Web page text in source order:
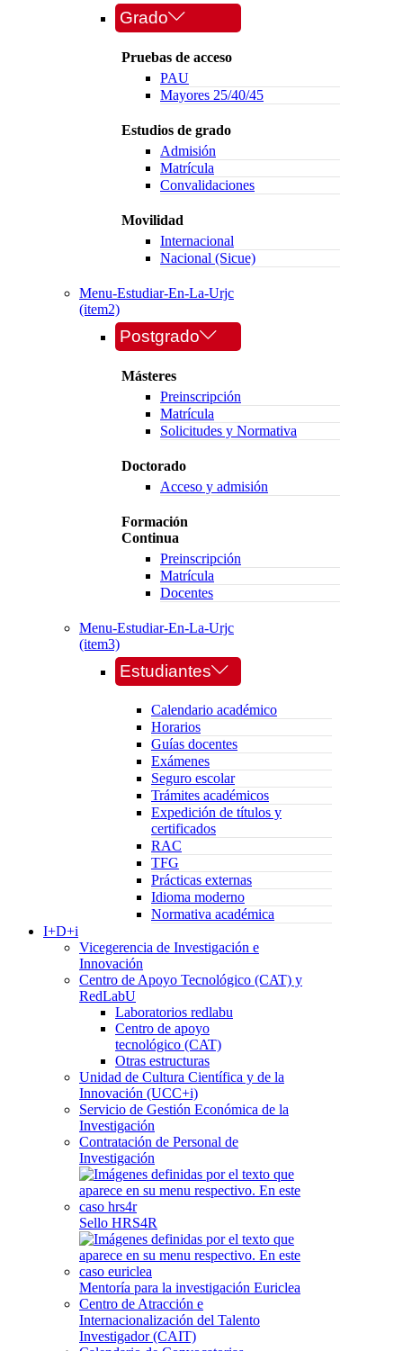
Grado
Pruebas de acceso
PAU
Mayores 25/40/45
Estudios de grado
Admisión
Matrícula
Convalidaciones
Movilidad
Internacional
Nacional (Sicue)
Menu-Estudiar-En-La-Urjc
(item2)
Postgrado
Másteres
Preinscripción
Matrícula
Solicitudes y Normativa
Doctorado
Acceso y admisión
Formación
Continua
Preinscripción
Matrícula
Docentes
Menu-Estudiar-En-La-Urjc
(item3)
Estudiantes
Calendario académico
Horarios
Guías docentes
Exámenes
Seguro escolar
Trámites académicos
Expedición de títulos y
certificados
RAC
TFG
Prácticas externas
Idioma moderno
Normativa académica
I+D+i
Vicegerencia de Investigación e
Innovación
Centro de Apoyo Tecnológico (CAT) y
RedLabU
Laboratorios redlabu
Centro de apoyo
tecnológico (CAT)
Otras estructuras
Unidad de Cultura Científica y de la
Innovación (UCC+i)
Servicio de Gestión Económica de la
Investigación
Contratación de Personal de
Investigación
Sello HRS4R
Mentoría para la investigación Euriclea
Centro de Atracción e
Internacionalización del Talento
Investigador (CAIT)